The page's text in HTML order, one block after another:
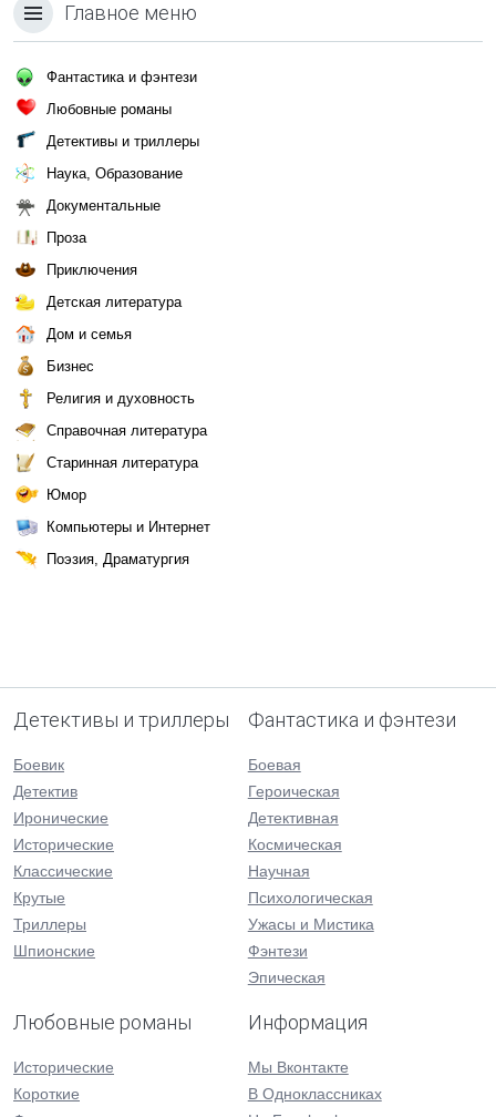
Главное меню
Фантастика и фэнтези
Любовные романы
Детективы и триллеры
Наука, Образование
Документальные
Проза
Приключения
Детская литература
Дом и семья
Бизнес
Религия и духовность
Справочная литература
Старинная литература
Юмор
Компьютеры и Интернет
Поэзия, Драматургия
Детективы и триллеры
Боевик
Детектив
Иронические
Исторические
Классические
Крутые
Триллеры
Шпионские
Фантастика и фэнтези
Боевая
Героическая
Детективная
Космическая
Научная
Психологическая
Ужасы и Мистика
Фэнтези
Эпическая
Любовные романы
Исторические
Короткие
Информация
Мы Вконтакте
В Одноклассниках